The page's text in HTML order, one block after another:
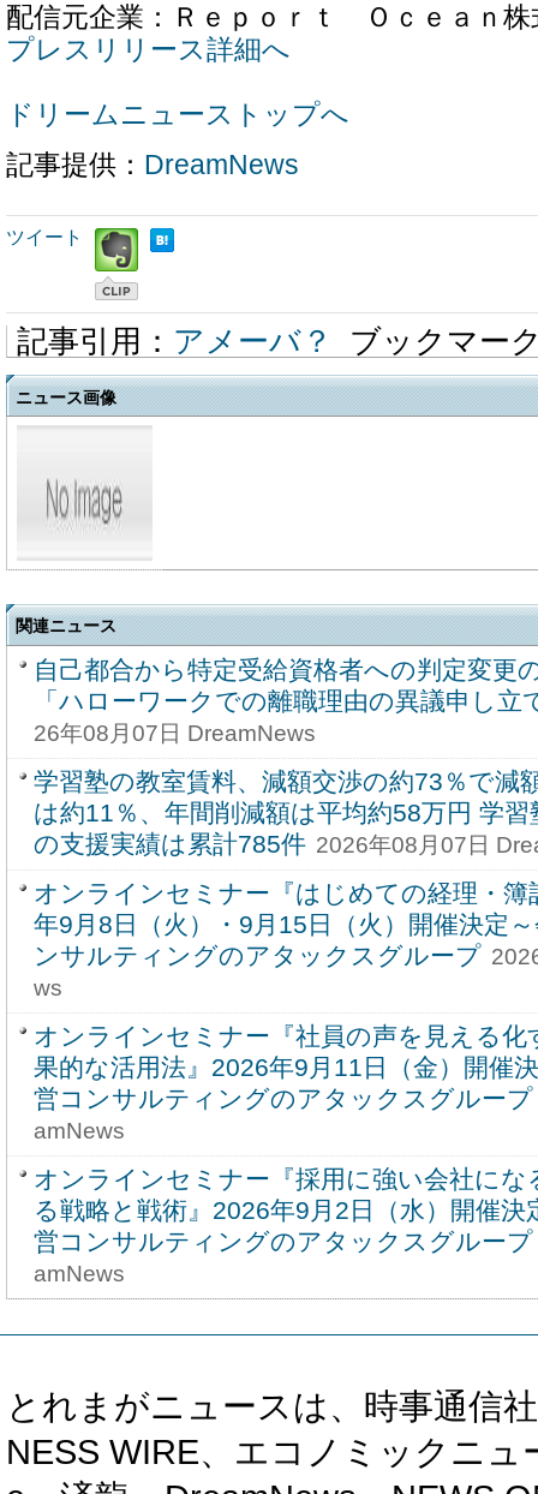
配信元企業：Ｒｅｐｏｒｔ Ｏｃｅａｎ株
プレスリリース詳細へ
ドリームニューストップへ
記事提供： DreamNews
ツイート
記事引用： アメーバ？ ブックマー
ニュース画像
関連ニュース
自己都合から特定受給資格者への判定変更
「ハローワークでの離職理由の異議申し立
26年08月07日 DreamNews
学習塾の教室賃料、減額交渉の約73％で減
は約11％、年間削減額は平均約58万円 学
の支援実績は累計785件 2026年08月07日
オンラインセミナー『はじめての経理・簿
年9月8日（火）・9月15日（火）開催決定
ンサルティングのアタックスグループ
ws
オンラインセミナー『社員の声を見える
果的な活用法』2026年9月11日（金）開催
営コンサルティングのアタックスグループ
amNews
オンラインセミナー『採用に強い会社にな
る戦略と戦術』2026年9月2日（水）開催決
営コンサルティングのアタックスグループ
amNews
とれまがニュースは、時事通信
NESS WIRE、エコノミックニ